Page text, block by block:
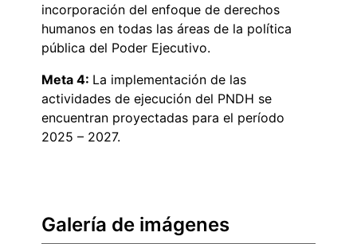
incorporación del enfoque de derechos
humanos en todas las áreas de la política
pública del Poder Ejecutivo.
Meta 4: La implementación de las
actividades de ejecución del PNDH se
encuentran proyectadas para el período
2025 – 2027.
Galería de imágenes